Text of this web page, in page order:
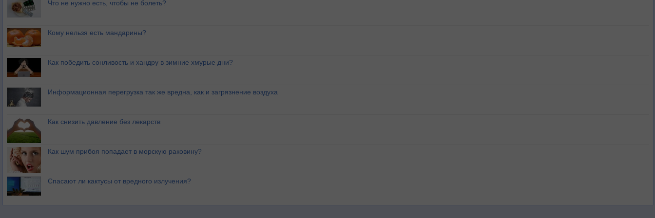
Что не нужно есть, чтобы не болеть?
Кому нельзя есть мандарины?
Как победить сонливость и хандру в зимние хмурые дни?
Информационная перегрузка так же вредна, как и загрязнение воздуха
Как снизить давление без лекарств
Как шум прибоя попадает в морскую раковину?
Спасают ли кактусы от вредного излучения?